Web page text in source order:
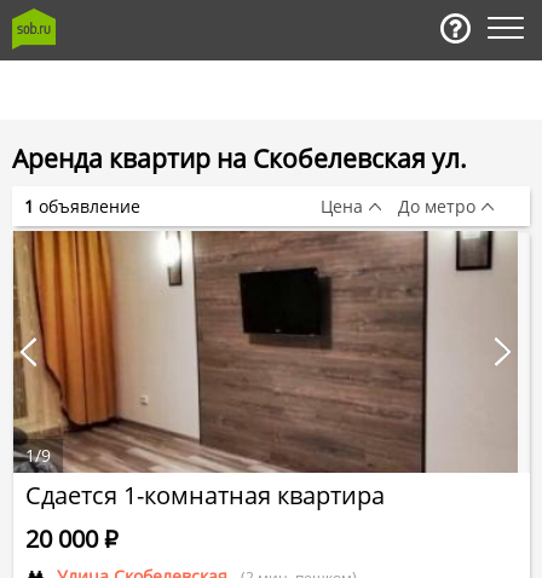
Аренда квартир на Скобелевская ул.
Сдается 1-комнатная квартира
20 000Р
1/9
1 объявление Цена До метро